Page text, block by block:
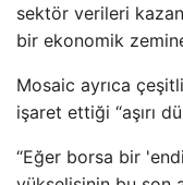
sektör verileri
bir ekonomik
Mosaic ayrıca
işaret ettiği “aşırı
“Eğer borsa bir